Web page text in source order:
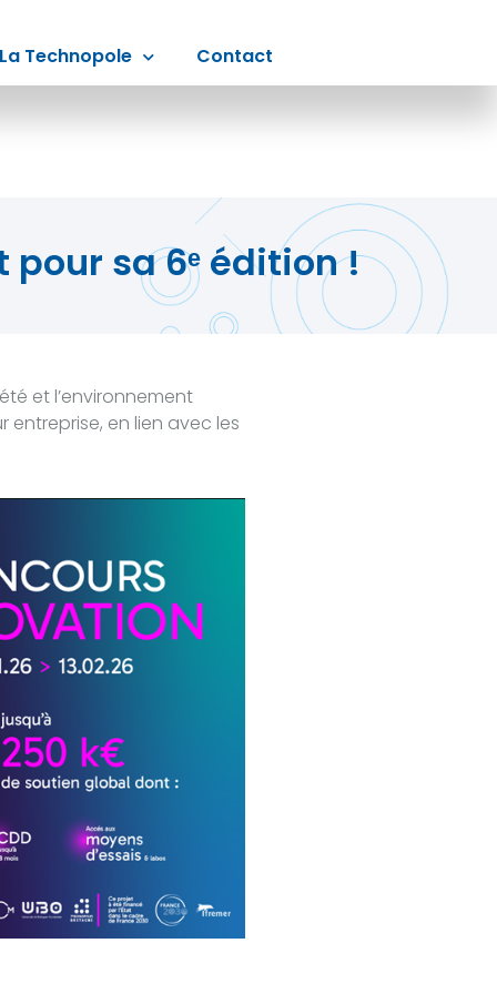
Technopole Contact
pour sa 6ᵉ édition !
et l’environnement
en lien avec les